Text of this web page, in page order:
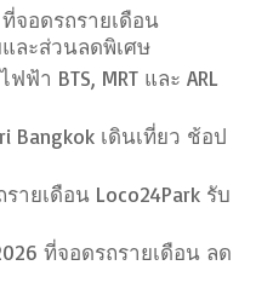
จอดรถรายเดือน
และส่วนลดพิเศษ
า BTS, MRT และ ARL
Bangkok เดินเที่ยว ช้อป
ยเดือน Loco24Park รับ
ที่จอดรถรายเดือน ลด